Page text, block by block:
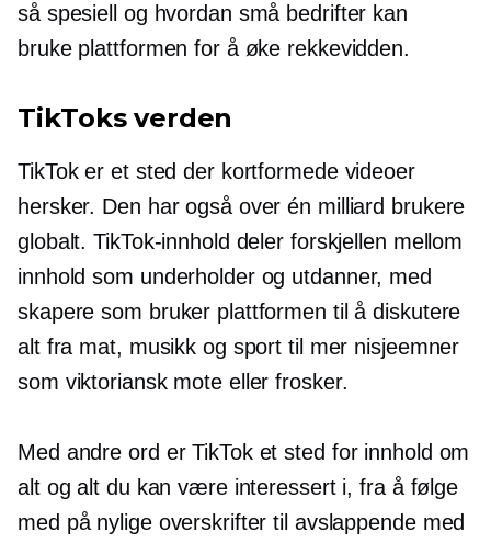
så spesiell og hvordan små bedrifter kan
bruke plattformen for å øke rekkevidden.
TikToks verden
TikTok er et sted der kortformede videoer
hersker. Den har også over én milliard brukere
globalt. TikTok-innhold deler forskjellen mellom
innhold som underholder og utdanner, med
skapere som bruker plattformen til å diskutere
alt fra mat, musikk og sport til mer nisjeemner
som viktoriansk mote eller frosker.
Med andre ord er TikTok et sted for innhold om
alt og alt du kan være interessert i, fra å følge
med på nylige overskrifter til avslappende med